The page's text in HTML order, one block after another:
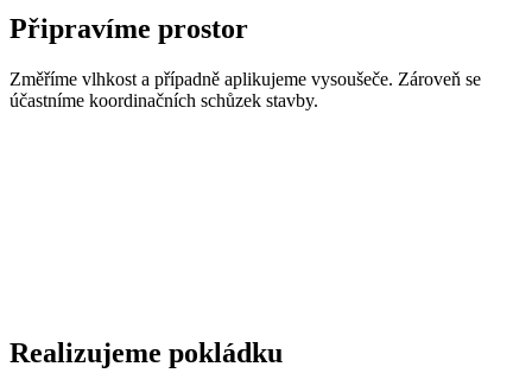
Připravíme prostor
Změříme vlhkost a případně aplikujeme vysoušeče. Zároveň se
účastníme koordinačních schůzek stavby.
Realizujeme pokládku